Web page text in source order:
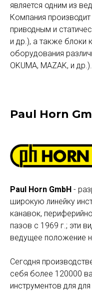
является одним из
Компания
приводным и
и др.), а также блоки
оборудования
OKUMA, MAZAK, и др.).
Paul Horn
Paul Horn GmbH -
широкую линейку
канавок,
пазов с 1969 г.; эти
ведущее положение
Сегодня
себя более 120000
инструментов для